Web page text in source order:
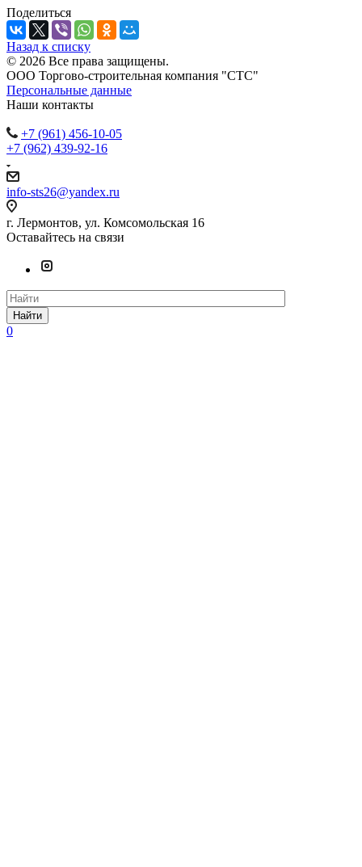
Поделиться
Назад к списку
© 2026 Все права защищены.
ООО Торгово-строительная компания "СТС"
Персональные данные
Наши контакты
+7 (961) 456-10-05
+7 (962) 439-92-16
info-sts26@yandex.ru
г. Лермонтов, ул. Комсомольская 16
Оставайтесь на связи
Найти
0